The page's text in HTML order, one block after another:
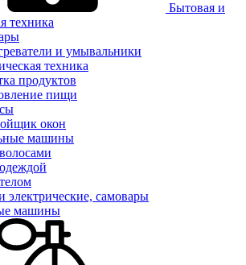
Бытовая и
техника
и умывальники
техника
продуктов
пищи
окон
машины
электрические, самовары
машины